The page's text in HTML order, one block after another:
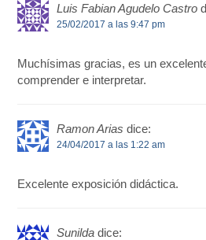
Luis Fabian Agudelo Castro
25/02/2017 a las 9:47 pm
Muchísimas gracias, es un
comprender e interpretar.
Ramon Arias dice:
24/04/2017 a las 1:22 am
Excelente exposición didáctica.
Sunilda dice: